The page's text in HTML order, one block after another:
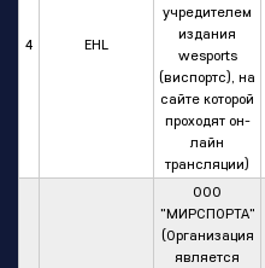
4 EHL
учредителем
издания
wesports
(виспортс), на
сайте которой
проходят он-
лайн
трансляции)
ООО
"МИРСПОРТА"
(Организация
является